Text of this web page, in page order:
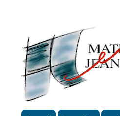
non
identifié